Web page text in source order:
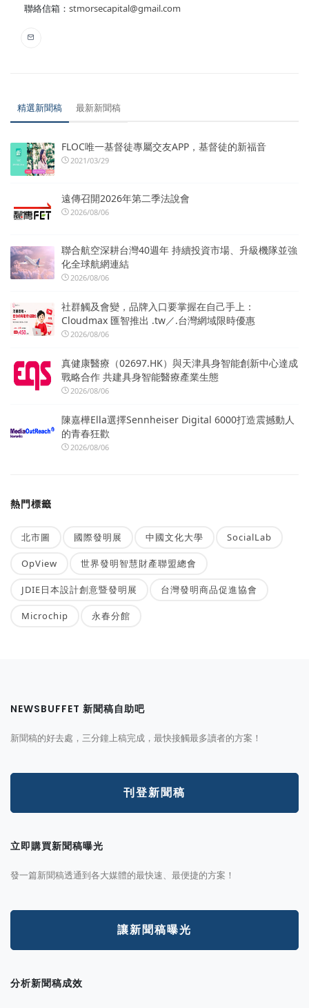
聯絡信箱： stmorsecapital@gmail.com
精選新聞稿 最新新聞稿
FLOC唯一基督徒專屬交友APP，基督徒的新福音
2021/03/29
遠傳召開2026年第二季法說會
2026/08/06
聯合航空深耕台灣40週年 持續投資市場、升級機隊並強
化全球航網連結
2026/08/06
社群觸及會變，品牌入口要掌握在自己手上：
Cloudmax 匯智推出 .tw／.台灣網域限時優惠
2026/08/06
真健康醫療（02697.HK）與天津具身智能創新中心達成
戰略合作 共建具身智能醫療產業生態
2026/08/06
陳嘉樺Ella選擇Sennheiser Digital 6000打造震撼動人
的青春狂歡
2026/08/06
熱門標籤
北市圖 國際發明展 中國文化大學 SocialLab
OpView 世界發明智慧財產聯盟總會
JDIE日本設計創意暨發明展 台灣發明商品促進協會
Microchip 永春分館
NEWSBUFFET 新聞稿自助吧
新聞稿的好去處，三分鐘上稿完成，最快接觸最多讀者的方案！
刊登新聞稿
立即購買新聞稿曝光
發一篇新聞稿透通到各大媒體的最快速、最便捷的方案！
讓新聞稿曝光
分析新聞稿成效